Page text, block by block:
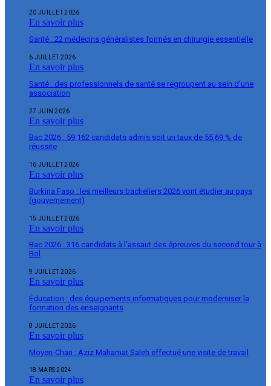
20 JUILLET 2026
En savoir plus
Santé : 22 médecins généralistes formés en chirurgie essentielle
6 JUILLET 2026
En savoir plus
Santé : des professionnels de santé se regroupent au sein d’une
association
27 JUIN 2026
En savoir plus
Bac 2026 : 59 162 candidats admis soit un taux de 55,69 % de
réussite
16 JUILLET 2026
En savoir plus
Burkina Faso : les meilleurs bacheliers 2026 vont étudier au pays
(gouvernement)
15 JUILLET 2026
En savoir plus
Bac 2026 : 316 candidats à l’assaut des épreuves du second tour à
Bol
9 JUILLET 2026
En savoir plus
Éducation : des équipements informatiques pour moderniser la
formation des enseignants
8 JUILLET 2026
En savoir plus
Moyen-Chari : Aziz Mahamat Saleh effectué une visite de travail
18 MARS 2024
En savoir plus